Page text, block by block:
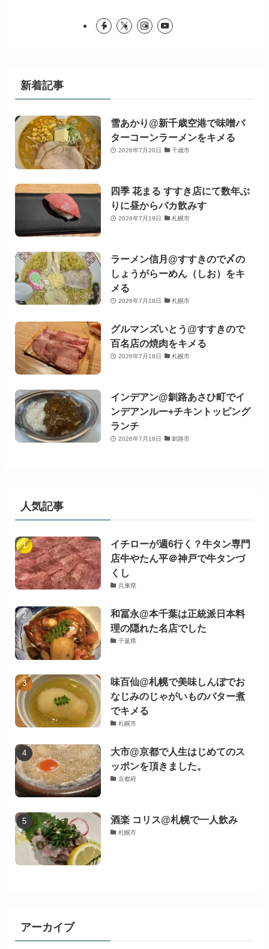
新着記事
雪あかり@新千歳空港で味噌バ
ターコーンラーメンをキメる
2026年7月20日 千歳市
四季 花まる すすき店にて数年ぶ
りに昼からバカ飲みす
2026年7月19日 札幌市
ラーメン信月@すすきので〆の
しょうがらーめん（しお）をキ
メる
2026年7月18日 札幌市
グルマンズいとう@すすきので
百名店の焼肉をキメる
2026年7月18日 札幌市
インデアン@釧路あさひ町でイ
ンデアンルー+チキントッピング
ランチ
2026年7月18日 釧路市
人気記事
イチローが週6行く？牛タン専門
店牛やたん平＠神戸で牛タンづ
くし
兵庫県
和冨永@本千葉は正統派日本料
理の隠れた名店でした
千葉県
味百仙@札幌で美味しんぼでお
なじみのじゃがいものバター煮
でキメる
札幌市
大市@京都で人生はじめてのス
ッポンを頂きました。
京都府
酒楽 コリス@札幌で一人飲み
札幌市
アーカイブ